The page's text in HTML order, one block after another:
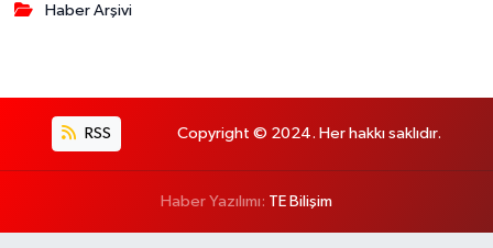
Haber Arşivi
RSS Copyright © 2024. Her hakkı saklıdır.
Haber Yazılımı: TE Bilişim